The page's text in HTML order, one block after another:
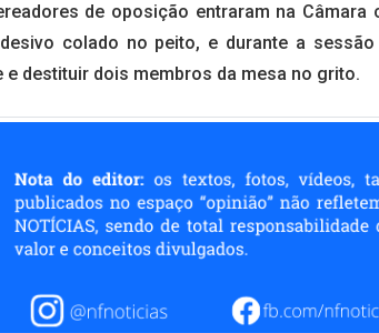
de oposição entraram na
colado no peito, e durante a
e destituir dois membros da mesa no grito.